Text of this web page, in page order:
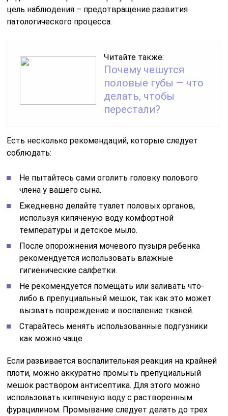
цель наблюдения – предотвращение развития
патологического процесса.
Читайте также:
Почему чешутся
половые губы — что
делать, чтобы
перестали?
Есть несколько рекомендаций, которые следует
соблюдать:
Не пытайтесь сами оголить головку полового
члена у вашего сына.
Ежедневно делайте туалет половых органов,
используя кипяченую воду комфортной
температуры и детское мыло.
После опорожнения мочевого пузыря ребенка
рекомендуется использовать влажные
гигиенические салфетки.
Не рекомендуется помещать или заливать что-
либо в препуциальный мешок, так как это может
вызвать повреждение и воспаление тканей.
Старайтесь менять использованные подгузники
как можно чаще.
Если развивается воспалительная реакция на крайней
плоти, можно аккуратно промыть препуциальный
мешок раствором антисептика. Для этого можно
использовать кипяченую воду с растворенным
фурацилином. Промывание следует делать до трех